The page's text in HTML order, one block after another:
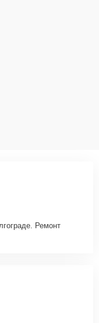
Ремонт